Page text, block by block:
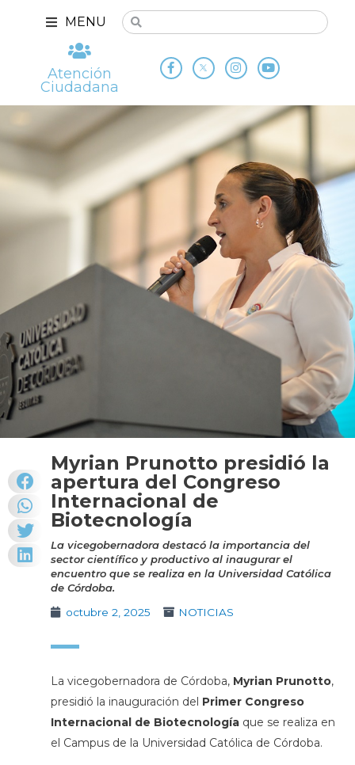
MENU
Atención
Ciudadana
Myrian Prunotto presidió la
apertura del Congreso
Internacional de
Biotecnología
La vicegobernadora destacó la importancia del
sector científico y productivo al inaugurar el
encuentro que se realiza en la Universidad Católica
de Córdoba.
octubre 2, 2025
NOTICIAS
La vicegobernadora de Córdoba, Myrian Prunotto,
presidió la inauguración del Primer Congreso
Internacional de Biotecnologíaque se realiza en
el Campus de la Universidad Católica de Córdoba.